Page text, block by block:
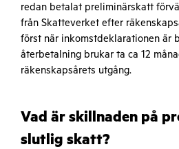
redan betalat preliminärskatt
från Skatteverket efter
först när inkomstdeklarationen är
återbetalning brukar ta ca 12
räkenskapsårets utgång.
Vad är skillnaden på
slutlig skatt?